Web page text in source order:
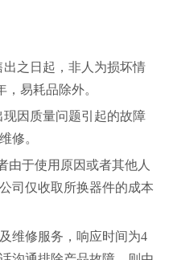
之日起，非人为损坏情
易耗品除外。
现因质量问题引起的故障
。
者由于使用原因或者其他人
公司仅收取所换器件的成本
修服务，响应时间为4